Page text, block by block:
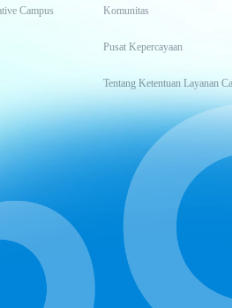
Campus Komunitas
Pusat Kepercayaan